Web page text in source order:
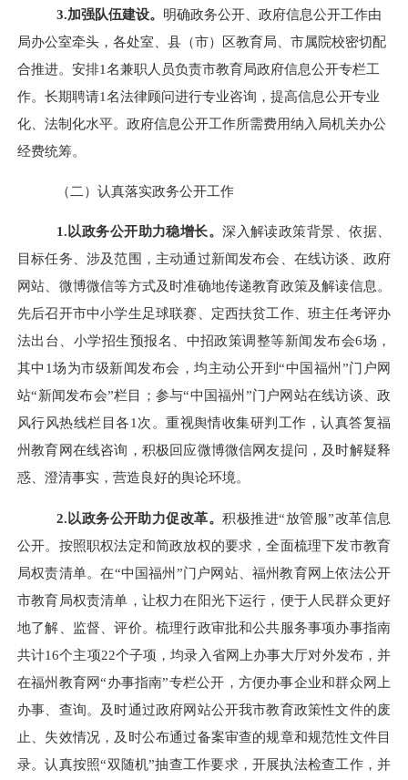
3.加强队伍建设。 明确政务公开、 政府信息公开工作由
局办公室牵头，各处室、县（市）区教育局、市属院校密切配
合推进。安排1名兼职人员负责市教育局政府信息公开专栏工
作。 长期聘请1名法律顾问进行专业咨询，提高信息公开专业
化、法制化水平。 政府信息公开工作所需费用纳入局机关办公
经费统筹。
（二）认真落实政务公开工作
1.以政务公开助力稳增长。深入解读政策背景、依据、
目标任务、涉及范围，主动通过新闻发布会、在线访谈、政府
网站、微博微信等方式及时准确地传递教育政策及解读信息。
先后召开市中小学生足球联赛、定西扶贫工作、班主任考评办
法出台、小学招生预报名、中招政策调整等新闻发布会6场，
其中 1场为市级新闻发布会，均主动公开到“中国福州”门户网
站“新闻发布会”栏目 ；参与“中国福州”门户网站在线访谈、政
风行风热线栏目各1次。重视舆情收集研判工作，认真答复福
州教育网在线咨询，积极回应微博微信网友提问，及时解疑释
惑、澄清事实，营造良好的舆论环境。
2.以政务公开助力促改革。积极推进“放管服”改革信息
公开。按照职权法定和简政放权的要求，全面梳理下发市教育
局权责清单。在“中国福州”门户网站、福州教育网上依法公开
市教育局权责清单，让权力在阳光下运行，便于人民群众更好
地了解、监督、评价。梳理行政审批和公共服务事项办事指南
共计16个主项22个子项 ，均录入省网上办事大厅对外发布，并
在福州教育网“办事指南”专栏公开， 方便办事企业和群众网上
办事、查询。
及时通过政府网站公开我市教育政策性文件的废
止、失效情况，及时公布通过备案审查的规章和规范性文件目
录。认真按照“双随机”抽查工作要求，开展执法检查工作，并